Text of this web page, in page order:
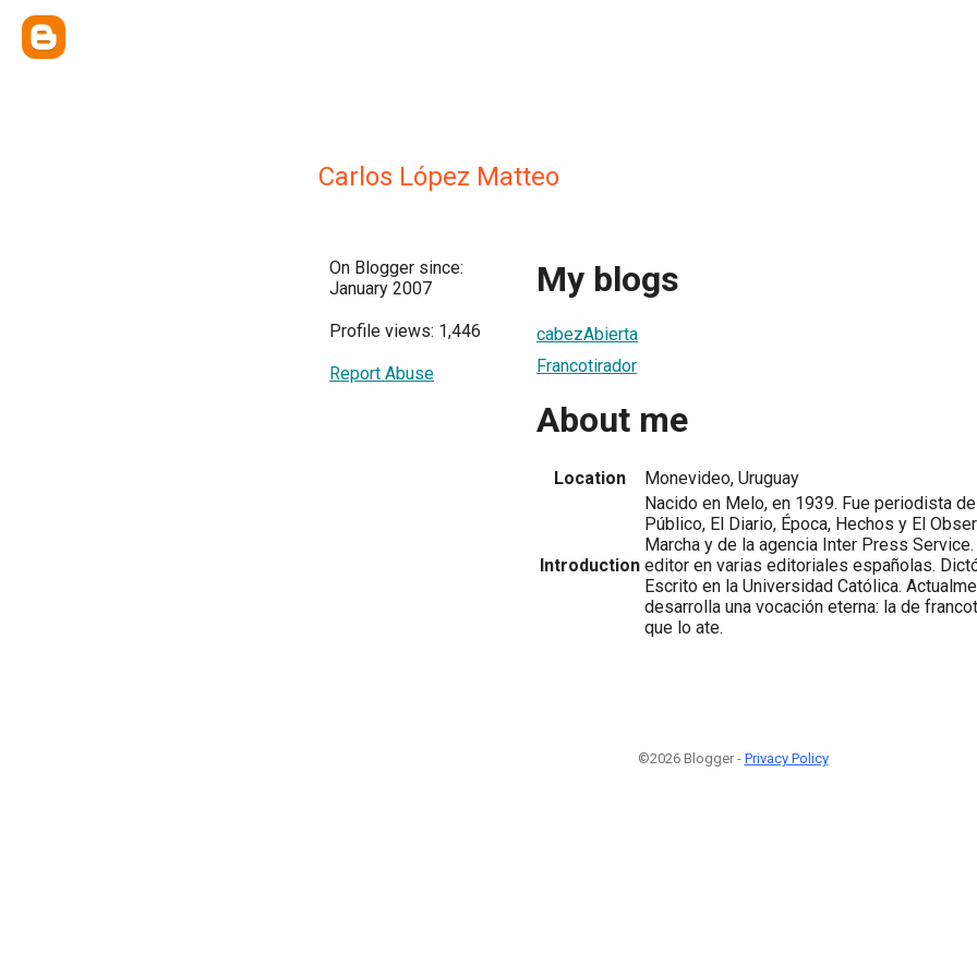
Carlos López Matteo
On Blogger since:
January 2007
Profile views: 1,446
Report Abuse
My blogs
cabezAbierta
Francotirador
About me
Location Monevideo, Uruguay
Introduction
Nacido en Melo, en 1939. Fue periodista
Público, El Diario, Época, Hechos y El
Marcha y de la agencia Inter Press
editor en varias editoriales españolas.
Escrito en la Universidad Católica.
desarrolla una vocación eterna: la de
que lo ate.
©2026 Blogger - Privacy Policy